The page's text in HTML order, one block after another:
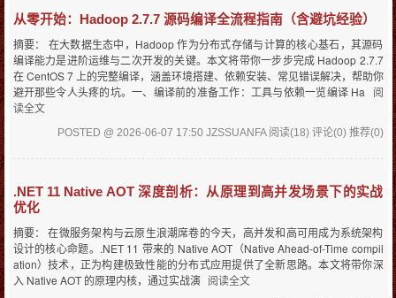
从零开始：Hadoop 2.7.7 源码编译全流程指南（含避坑经验）
摘要： 在大数据生态中，Hadoop 作为分布式存储与计算的核心基石，其源码
编译能力是进阶运维与二次开发的关键。本文将带你一步步完成 Hadoop 2.7.7
在 CentOS 7 上的完整编译，涵盖环境搭建、依赖安装、常见错误解决，帮助你
避开那些令人头疼的坑。一、编译前的准备工作：工具与依赖一览编译 Ha
阅
读全文
POSTED @ 2026-06-07 17:50 JZSSUANFA 阅读(18) 评论(0) 推荐(0)
.NET 11 Native AOT 深度剖析：从原理到高并发场景下的实战
优化
摘要： 在微服务架构与云原生浪潮席卷的今天，高并发和高可用成为系统架构
设计的核心命题。.NET 11 带来的 Native AOT（Native Ahead-of-Time compil
ation）技术，正为构建极致性能的分布式应用提供了全新思路。本文将带你深
入 Native AOT 的原理内核，通过实战演 阅读全文